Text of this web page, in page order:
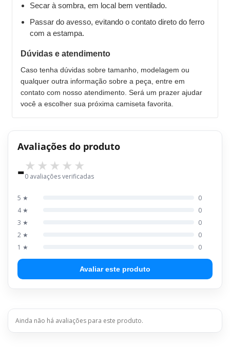
Secar à sombra, em local bem ventilado.
Passar do avesso, evitando o contato direto do ferro
com a estampa.
Dúvidas e atendimento
Caso tenha dúvidas sobre tamanho, modelagem ou
qualquer outra informação sobre a peça, entre em
contato com nosso atendimento. Será um prazer ajudar
você a escolher sua próxima camiseta favorita.
Avaliações do produto
-0 avaliações verificadas
5 ★
0
4 ★
0
3 ★
0
2 ★
0
1 ★
0
Avaliar este produto
Ainda não há avaliações para este produto.